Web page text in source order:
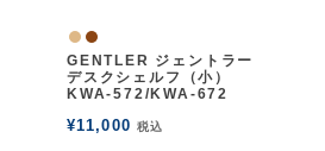
ナチュラル
ウォルナット
GENTLER ジェントラー
デスクシェルフ（小）
KWA-572/KWA-672
¥11,000 税込